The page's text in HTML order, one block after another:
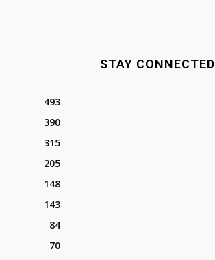
493
390
315
205
148
143
84
70
STAY CONNECTED